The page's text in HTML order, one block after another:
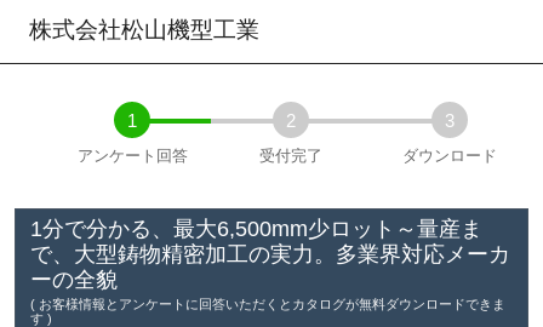
株式会社松山機型工業
1
アンケート回答
2
受付完了
3
ダウンロード
1分で分かる、最大6,500mm少ロット～量産ま
で、大型鋳物精密加工の実力。多業界対応メーカ
ーの全貌
( お客様情報とアンケートに回答いただくとカタログが無料ダウンロードできま
す )